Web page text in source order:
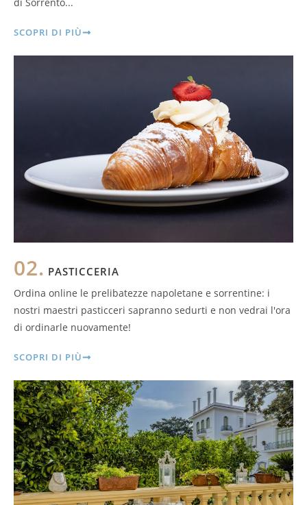
SCOPRI DI PIÙ
02. PASTICCERIA
Ordina online le prelibatezze napoletane e sorrentine: i
nostri maestri pasticceri sapranno sedurti e non vedrai l'ora
di ordinarle nuovamente!
SCOPRI DI PIÙ